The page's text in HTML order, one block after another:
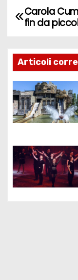
N
v
i
g
a
i
o
Carola
fin da
Articoli